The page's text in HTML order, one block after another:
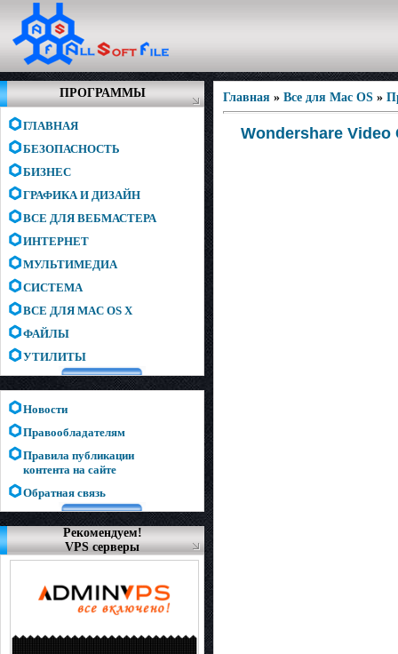
ПРОГРАММЫ
ГЛАВНАЯ
БЕЗОПАСНОСТЬ
БИЗНЕС
ГРАФИКА И ДИЗАЙН
ВСЕ ДЛЯ ВЕБМАСТЕРА
ИНТЕРНЕТ
МУЛЬТИМЕДИА
СИСТЕМА
ВСЕ ДЛЯ MAC OS X
ФАЙЛЫ
УТИЛИТЫ
Новости
Правообладателям
Правила публикации
контента на сайте
Обратная связь
Рекомендуем!
VPS серверы
Главная » Все для Mac OS »
Wondershare Video